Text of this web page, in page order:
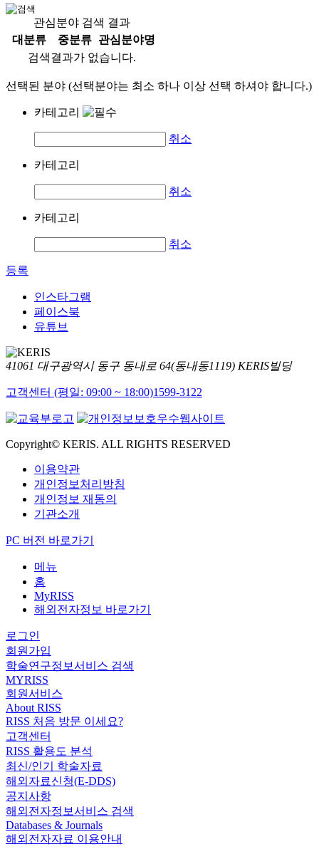
관심분야 검색 결과
대분류
중분류
관심분야명
검색결과가 없습니다.
선택된 분야 (선택분야는 최소 하나 이상 선택 하셔야 합니다.)
카테고리
취소
카테고리
취소
카테고리
취소
등록
인스타그램
페이스북
유튜브
41061 대구광역시 동구 동내로 64(동내동1119) KERIS빌딩
고객센터 (평일: 09:00 ~ 18:00)1599-3122
Copyright© KERIS. ALL RIGHTS RESERVED
이용약관
개인정보처리방침
개인정보 재동의
기관소개
PC 버전 바로가기
메뉴
홈
MyRISS
해외전자정보 바로가기
로그인
회원가입
학술연구정보서비스 검색
MYRISS
회원서비스
About RISS
RISS 처음 방문 이세요?
고객센터
RISS 활용도 분석
최신/인기 학술자료
해외자료신청(E-DDS)
공지사항
해외전자정보서비스 검색
Databases & Journals
해외전자자료 이용안내